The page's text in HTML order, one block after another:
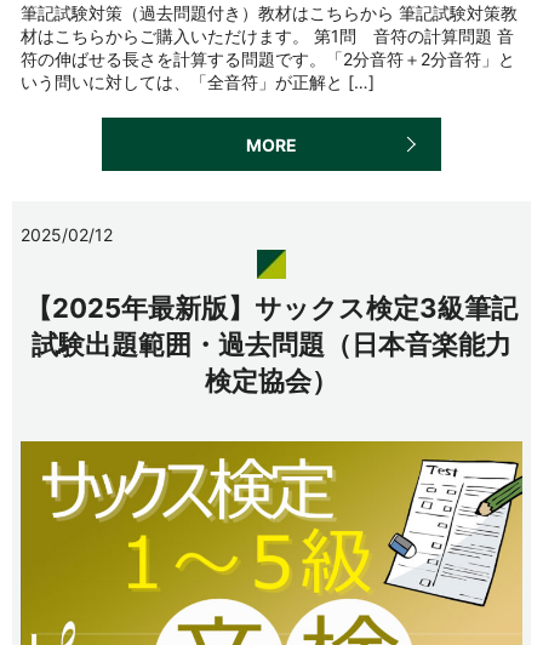
筆記試験対策（過去問題付き）教材はこちらから 筆記試験対策教
材はこちらからご購入いただけます。 第1問 音符の計算問題 音
符の伸ばせる長さを計算する問題です。「2分音符＋2分音符」と
いう問いに対しては、「全音符」が正解と […]
MORE
2025/02/12
【2025年最新版】サックス検定3級筆記
試験出題範囲・過去問題（日本音楽能力
検定協会）